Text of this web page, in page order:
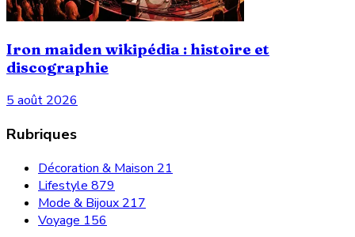
Iron maiden wikipédia : histoire et
discographie
5 août 2026
Rubriques
Décoration & Maison 21
Lifestyle 879
Mode & Bijoux 217
Voyage 156